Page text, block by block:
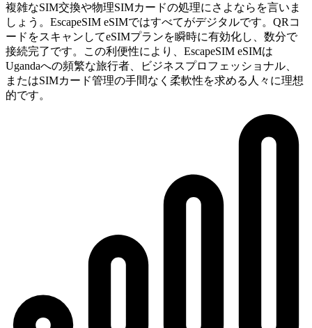
複雑なSIM交換や物理SIMカードの処理にさよならを言いま
しょう。EscapeSIM eSIMではすべてがデジタルです。QRコ
ードをスキャンしてeSIMプランを瞬時に有効化し、数分で
接続完了です。この利便性により、EscapeSIM eSIMは
Ugandaへの頻繁な旅行者、ビジネスプロフェッショナル、
またはSIMカード管理の手間なく柔軟性を求める人々に理想
的です。